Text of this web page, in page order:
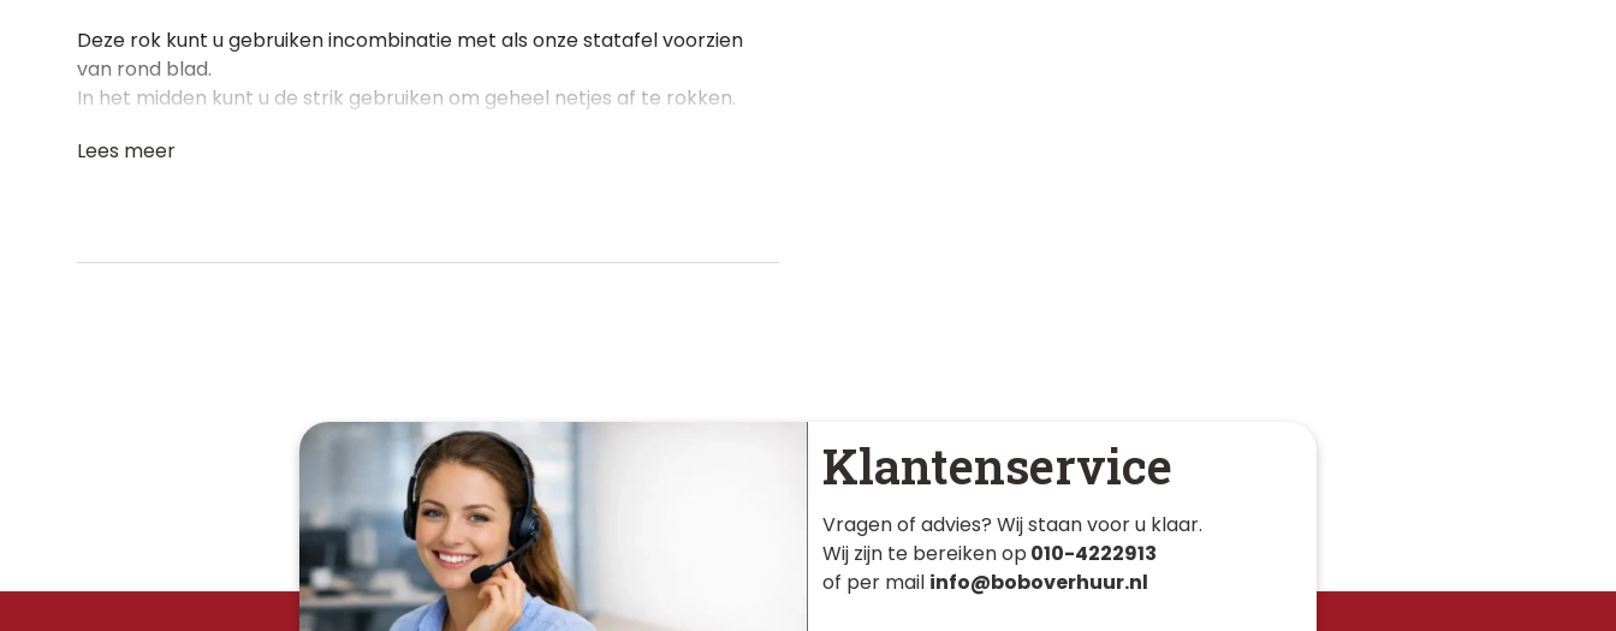
Deze rok kunt u gebruiken incombinatie met als onze statafel voorzien
van rond blad.
In het midden kunt u de strik gebruiken om geheel netjes af te rokken.
Lees meer
Klantenservice
Vragen of advies? Wij staan voor u klaar.
Wij zijn te bereiken op 010-4222913
of per mail info@boboverhuur.nl